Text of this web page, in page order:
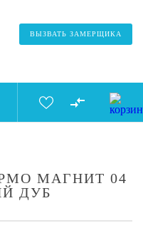
ВЫЗВАТЬ ЗАМЕРЩИКА
МАГНИТ 04
ДУБ